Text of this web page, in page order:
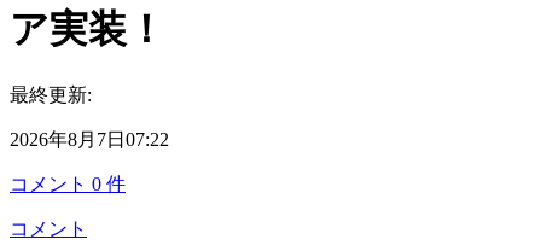
ア実装！
最終更新:
2026年8月7日07:22
コメント 0 件
コメント